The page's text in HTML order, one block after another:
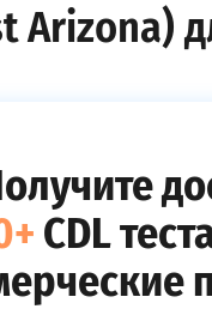
CDL